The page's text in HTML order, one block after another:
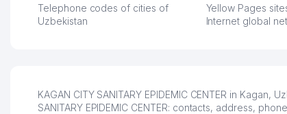
Vip Brand 31.07.2026 11:43:39
Telephone codes of cities of
Uzbekistan
Yellow Pages
Internet global
KAGAN CITY SANITARY EPIDEMIC CENTER in
SANITARY EPIDEMIC CENTER: contacts, address,